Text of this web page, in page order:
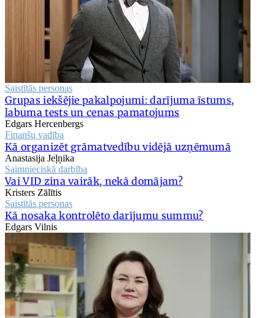
Saistītās personas
Grupas iekšējie pakalpojumi: darījuma īstums,
labuma tests un cenas pamatojums
Edgars Hercenbergs
Finanšu vadība
Kā organizēt grāmatvedību vidējā uzņēmumā
Anastasija Jeļņika
Saimnieciskā darbība
Vai VID zina vairāk, nekā domājam?
Kristers Zālītis
Saistītās personas
Kā nosaka kontrolēto darījumu summu?
Edgars Vilnis